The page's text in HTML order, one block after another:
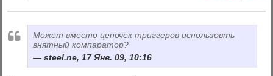
Может вместо цепочек триггеров использовть
внятный компаратор?
steel.ne, 17 Янв. 09, 10:16